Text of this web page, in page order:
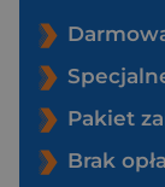
Pakiet
Brak